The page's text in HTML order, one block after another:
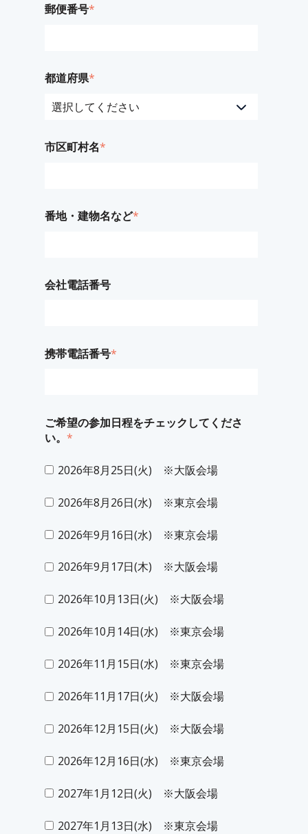
郵便番号*
都道府県*
市区町村名*
番地・建物名など*
会社電話番号
携帯電話番号*
ご希望の参加日程をチェックしてくださ
い。 *
2026年8月25日(火) ※大阪会場
2026年8月26日(水) ※東京会場
2026年9月16日(水) ※東京会場
2026年9月17日(木) ※大阪会場
2026年10月13日(火) ※大阪会場
2026年10月14日(水) ※東京会場
2026年11月15日(水) ※東京会場
2026年11月17日(火) ※大阪会場
2026年12月15日(火) ※大阪会場
2026年12月16日(水) ※東京会場
2027年1月12日(火) ※大阪会場
2027年1月13日(水) ※東京会場